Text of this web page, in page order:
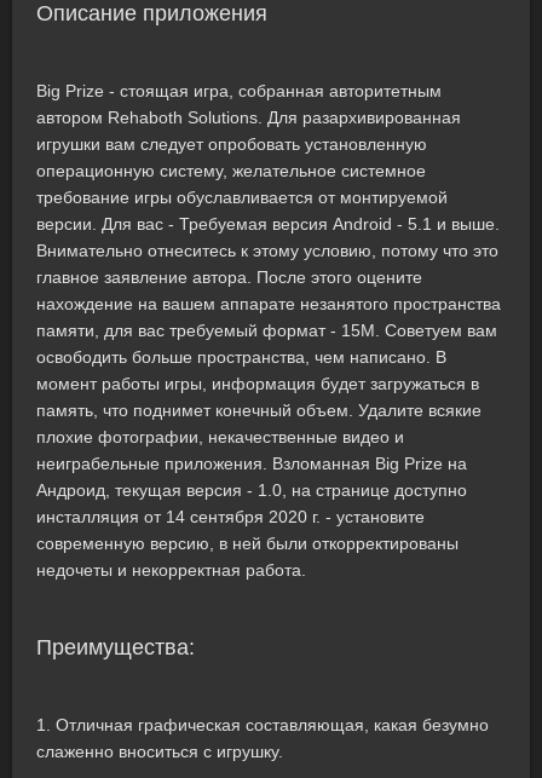
Описание приложения
Big Prize - стоящая игра, собранная авторитетным
автором Rehaboth Solutions. Для разархивированная
игрушки вам следует опробовать установленную
операционную систему, желательное системное
требование игры обуславливается от монтируемой
версии. Для вас - Требуемая версия Android - 5.1 и выше.
Внимательно отнеситесь к этому условию, потому что это
главное заявление автора. После этого оцените
нахождение на вашем аппарате незанятого пространства
памяти, для вас требуемый формат - 15M. Советуем вам
освободить больше пространства, чем написано. В
момент работы игры, информация будет загружаться в
память, что поднимет конечный объем. Удалите всякие
плохие фотографии, некачественные видео и
неиграбельные приложения. Взломанная Big Prize на
Андроид, текущая версия - 1.0, на странице доступно
инсталляция от 14 сентября 2020 г. - установите
современную версию, в ней были откорректированы
недочеты и некорректная работа.
Преимущества:
1. Отличная графическая составляющая, какая безумно
слаженно вноситься с игрушку.